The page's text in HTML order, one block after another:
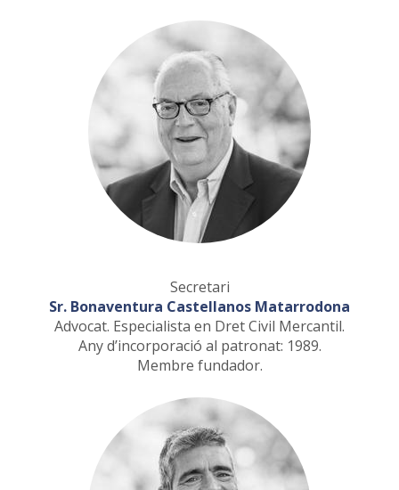
Secretari
Sr. Bonaventura Castellanos Matarrodona
Advocat. Especialista en Dret Civil Mercantil.
Any d’incorporació al patronat: 1989.
Membre fundador.